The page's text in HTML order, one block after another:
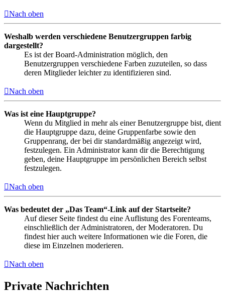
Nach oben
Weshalb werden verschiedene Benutzergruppen farbig
dargestellt?
Es ist der Board-Administration möglich, den
Benutzergruppen verschiedene Farben zuzuteilen, so dass
deren Mitglieder leichter zu identifizieren sind.
Nach oben
Was ist eine Hauptgruppe?
Wenn du Mitglied in mehr als einer Benutzergruppe bist, dient
die Hauptgruppe dazu, deine Gruppenfarbe sowie den
Gruppenrang, der bei dir standardmäßig angezeigt wird,
festzulegen. Ein Administrator kann dir die Berechtigung
geben, deine Hauptgruppe im persönlichen Bereich selbst
festzulegen.
Nach oben
Was bedeutet der „Das Team“-Link auf der Startseite?
Auf dieser Seite findest du eine Auflistung des Forenteams,
einschließlich der Administratoren, der Moderatoren. Du
findest hier auch weitere Informationen wie die Foren, die
diese im Einzelnen moderieren.
Nach oben
Private Nachrichten